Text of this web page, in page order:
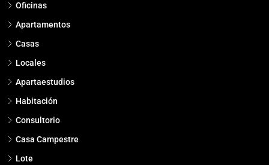
Oficinas
Apartamentos
Casas
Locales
Apartaestudios
Habitación
Consultorio
Casa Campestre
Lote